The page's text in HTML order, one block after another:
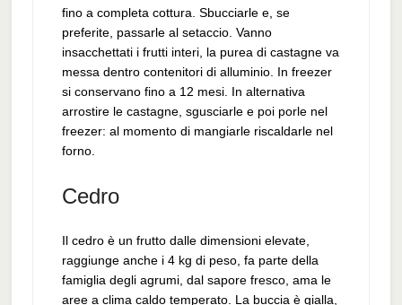
fino a completa cottura. Sbucciarle e, se
preferite, passarle al setaccio. Vanno
insacchettati i frutti interi, la purea di castagne va
messa dentro contenitori di alluminio. In freezer
si conservano fino a 12 mesi. In alternativa
arrostire le castagne, sgusciarle e poi porle nel
freezer: al momento di mangiarle riscaldarle nel
forno.
Cedro
Il cedro è un frutto dalle dimensioni elevate,
raggiunge anche i 4 kg di peso, fa parte della
famiglia degli agrumi, dal sapore fresco, ama le
aree a clima caldo temperato. La buccia è gialla,